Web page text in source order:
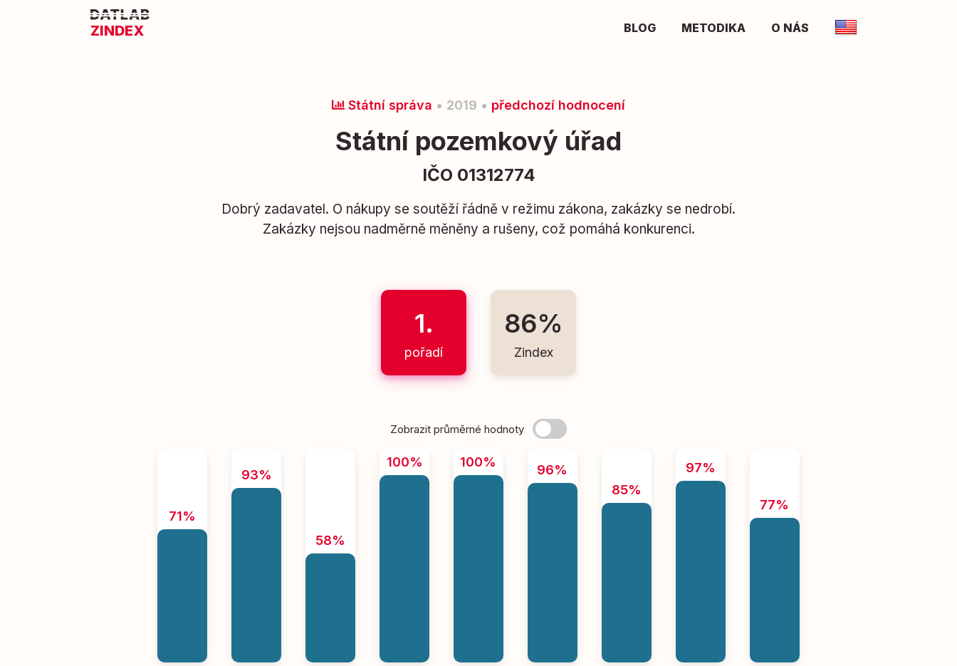
ZINDEX BLOG METODIKA O NÁS
Státní správa • 2019 • předchozí hodnocení
Státní pozemkový úřad
IČO 01312774
Dobrý zadavatel. O nákupy se soutěží řádně v režimu zákona, zakázky se nedrobí.
Zakázky nejsou nadměrně měněny a rušeny, což pomáhá konkurenci.
1.
pořadí
86%
Zindex
Zobrazit průměrné hodnoty
71%
93%
58%
100% 100%
96%
85%
97%
77%